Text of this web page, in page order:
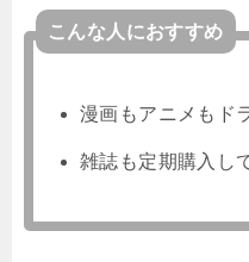
こんな人におすすめ
漫画もアニメもド
雑誌も定期購入し